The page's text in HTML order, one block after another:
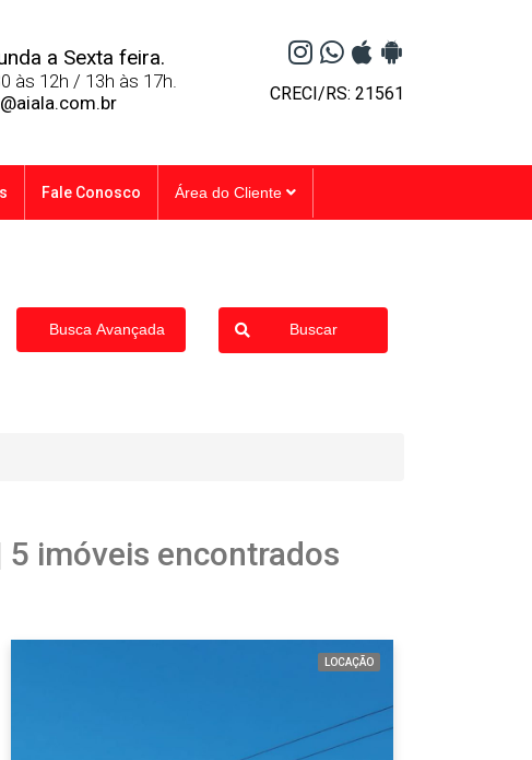
a Sexta feira.
às 12h / 13h às 17h.
CRECI/RS: 21561
Fale Conosco Área do Cliente
Busca Avançada Buscar
imóveis encontrados
LOCAÇÃO